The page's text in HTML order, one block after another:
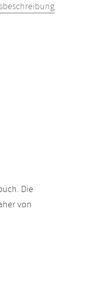
Die
von